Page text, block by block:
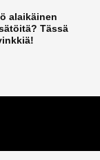
alaikäinen
Tässä